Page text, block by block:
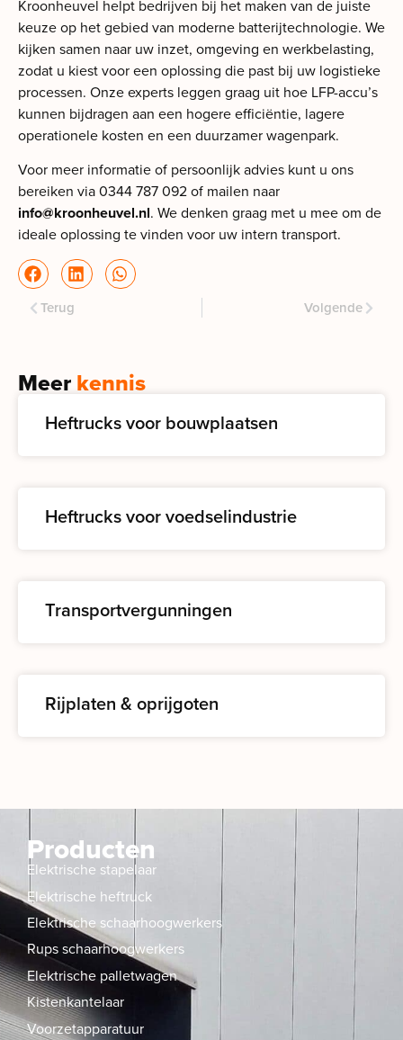
Kroonheuvel helpt bedrijven bij het maken van de juiste
keuze op het gebied van moderne batterijtechnologie. We
kijken samen naar uw inzet, omgeving en werkbelasting,
zodat u kiest voor een oplossing die past bij uw logistieke
processen. Onze experts leggen graag uit hoe LFP-accu’s
kunnen bijdragen aan een hogere efficiëntie, lagere
operationele kosten en een duurzamer wagenpark.
Voor meer informatie of persoonlijk advies kunt u ons
bereiken via 0344 787 092 of mailen naar
info@kroonheuvel.nl. We denken graag met u mee om de
ideale oplossing te vinden voor uw intern transport.
Terug Volgende
Meerkennis
Heftrucks voor bouwplaatsen
Heftrucks voor voedselindustrie
Transportvergunningen
Rijplaten & oprijgoten
Producten
Elektrische stapelaar
Elektrische heftruck
Elektrische schaarhoogwerkers
Rups schaarhoogwerkers
Elektrische palletwagen
Kistenkantelaar
Voorzetapparatuur